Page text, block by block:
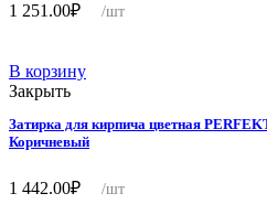
1 251.00₽ /шт
В корзину
Закрыть
Затирка для кирпича цветная
Коричневый
1 442.00₽ /шт